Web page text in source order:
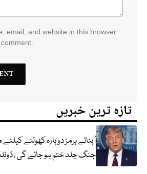
email, and website in this browser
تازہ ترین خبریں
آبنائے ہرمز دوبارہ کھولنے
جنگ جلد ختم ہو جائے گی ،